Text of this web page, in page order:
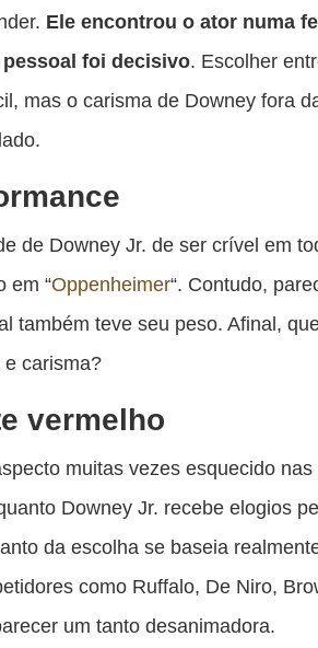
Ele encontrou o ator numa
foi decisivo. Escolher
mas o carisma de Downey fora
de Downey Jr. de ser crível em
em “Oppenheimer“. Contudo,
também teve seu peso. Afinal,
carisma?
vermelho
muitas vezes esquecido nas
Downey Jr. recebe elogios
da escolha se baseia
como Ruffalo, De Niro,
um tanto desanimadora.